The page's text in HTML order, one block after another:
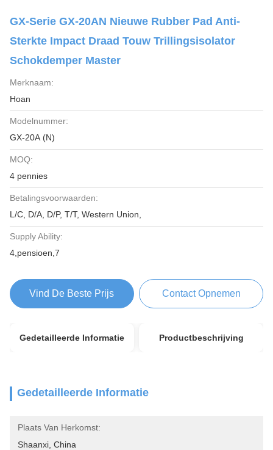
GX-Serie GX-20AN Nieuwe Rubber Pad Anti-
Sterkte Impact Draad Touw Trillingsisolator
Schokdemper Master
Merknaam:
Hoan
Modelnummer:
GX-20A (N)
MOQ:
4 pennies
Betalingsvoorwaarden:
L/C, D/A, D/P, T/T, Western Union,
Supply Ability:
4,pensioen,7
Vind De Beste Prijs Contact Opnemen
Gedetailleerde Informatie Productbeschrijving
Gedetailleerde Informatie
Plaats Van Herkomst:
Shaanxi, China